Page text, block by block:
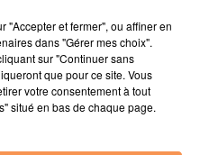
22h36
22h36
"Accepter et fermer", ou affiner en
dans "Gérer mes choix".
sur "Continuer sans
que pour ce site. Vous
votre consentement à tout
situé en bas de chaque page.